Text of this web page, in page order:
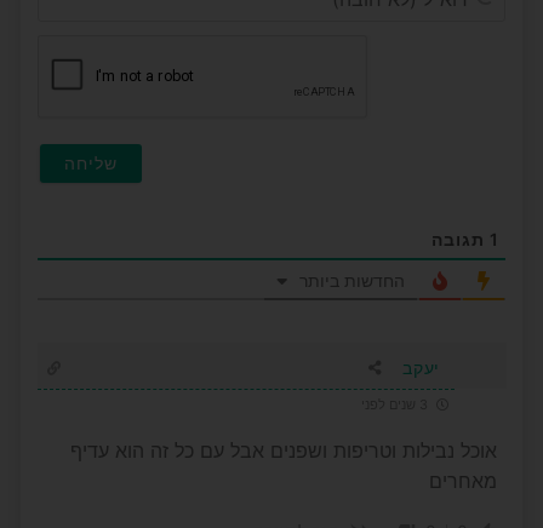
1 תגובה
החדשות ביותר
יעקב
אוכל נבילות וטריפות ושפנים אבל עם כל זה הוא עדיף
מאחרים